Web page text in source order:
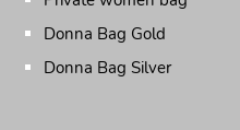
Donna Bag Gold
Donna Bag Silver